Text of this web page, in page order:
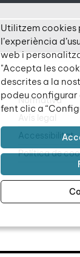
Normativa
Avís legal
Accessibilitat
Política de
Utilitzem cookies
l’experiència
web i
"Accepta les
descrites a la
podeu configurar
fent clic a